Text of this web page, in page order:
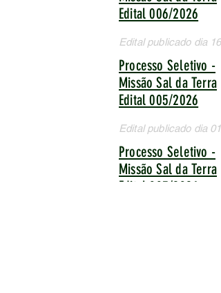
Edital 006/2026
Edital publicado dia
Processo Seletivo -
Missão Sal da Terra
Edital 005/2026
Edital publicado dia
Processo Seletivo -
Missão Sal da Terra
Edital 003/2026